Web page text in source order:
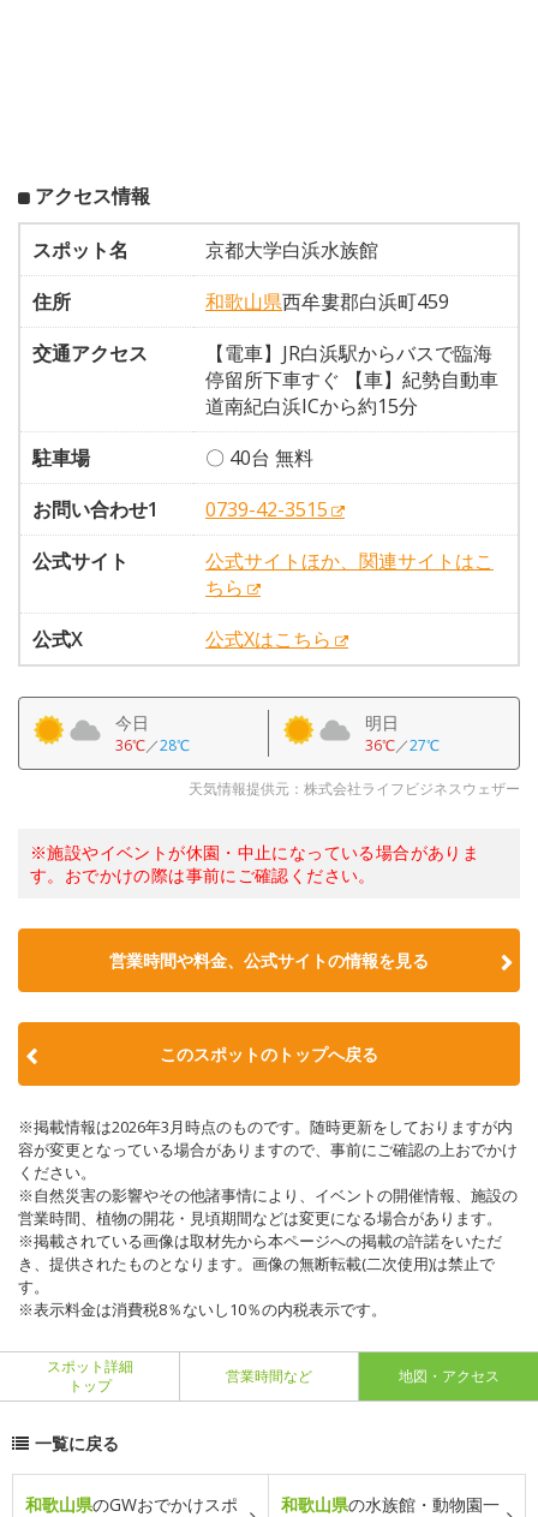
アクセス情報
スポット名
京都大学白浜水族館
住所
和歌山県西牟婁郡白浜町459
交通アクセス
【電車】JR白浜駅からバスで臨海
停留所下車すぐ 【車】紀勢自動車
道南紀白浜ICから約15分
駐車場
〇 40台 無料
お問い合わせ1
0739-42-3515
公式サイト
公式サイトほか、関連サイトはこ
ちら
公式X
公式Xはこちら
今日
36℃／28℃
明日
36℃／27℃
天気情報提供元：株式会社ライフビジネスウェザー
※施設やイベントが休園・中止になっている場合がありま
す。おでかけの際は事前にご確認ください。
営業時間や料金、公式サイトの情報を見る
このスポットのトップへ戻る
※掲載情報は2026年3月時点のものです。随時更新をしておりますが内
容が変更となっている場合がありますので、事前にご確認の上おでかけ
ください。
※自然災害の影響やその他諸事情により、イベントの開催情報、施設の
営業時間、植物の開花・見頃期間などは変更になる場合があります。
※掲載されている画像は取材先から本ページへの掲載の許諾をいただ
き、提供されたものとなります。画像の無断転載(二次使用)は禁止で
す。
※表示料金は消費税8％ないし10％の内税表示です。
スポット詳細
トップ
営業時間など 地図・アクセス
一覧に戻る
和歌山県のGWおでかけスポ
和歌山県の水族館・動物園一